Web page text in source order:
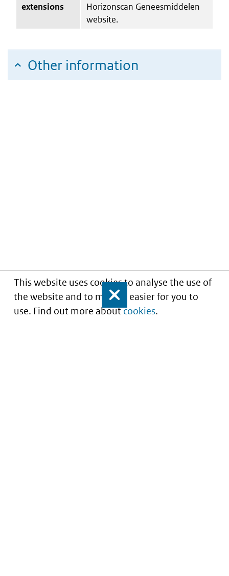
This website uses cookies to analyse the use of
the website and to make it easier for you to
use. Find out more aboutcookies.
Close
extensions
Horizonscan Geneesmiddelen
website.
Other information